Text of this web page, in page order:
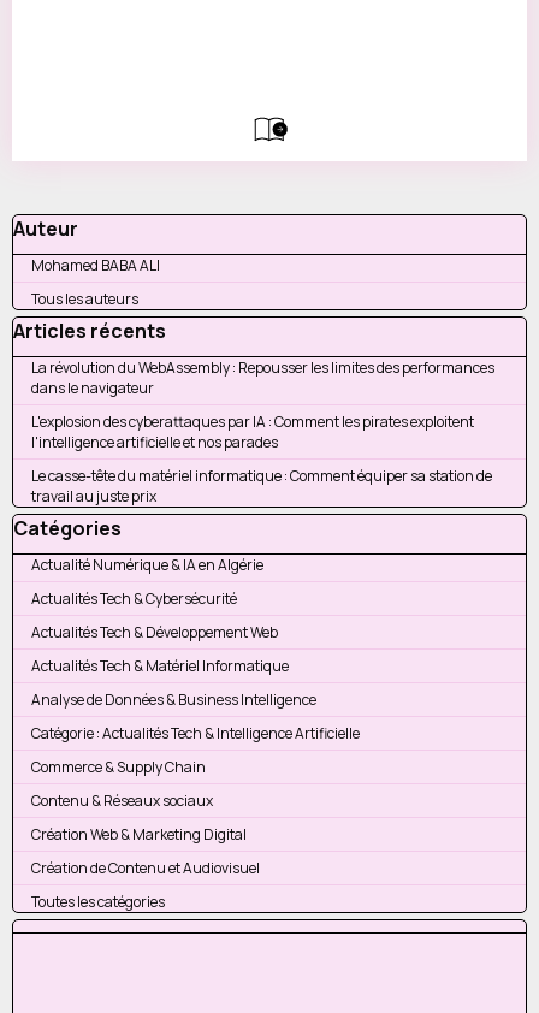
Sauter le bloc Auteur
Auteur
Mohamed BABA ALI
Tous les auteurs
Sauter le bloc Articles récents
Articles récents
La révolution du WebAssembly : Repousser les limites des performances
dans le navigateur
L'explosion des cyberattaques par IA : Comment les pirates exploitent
l'intelligence artificielle et nos parades
Le casse-tête du matériel informatique : Comment équiper sa station de
travail au juste prix
Sauter le bloc Catégories
Catégories
Actualité Numérique & IA en Algérie
Actualités Tech & Cybersécurité
Actualités Tech & Développement Web
Actualités Tech & Matériel Informatique
Analyse de Données & Business Intelligence
Catégorie : Actualités Tech & Intelligence Artificielle
Commerce & Supply Chain
Contenu & Réseaux sociaux
Création Web & Marketing Digital
Création de Contenu et Audiovisuel
Toutes les catégories
Sauter le bloc